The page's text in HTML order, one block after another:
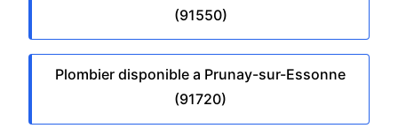
(91550)
Plombier disponible a Prunay-sur-Essonne
(91720)